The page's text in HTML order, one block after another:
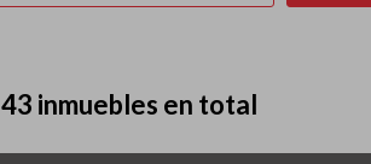
43 inmuebles en total